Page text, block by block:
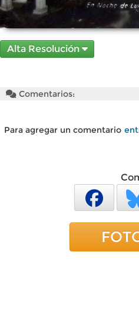
Alta Resolución
Comentarios:
Para agregar un comentario